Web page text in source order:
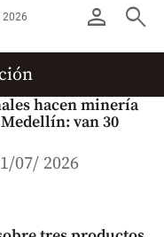
person search
2026
hacen minería
van 30
07/ 2026